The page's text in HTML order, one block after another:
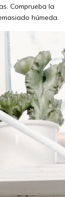
Comprueba la
húmeda.